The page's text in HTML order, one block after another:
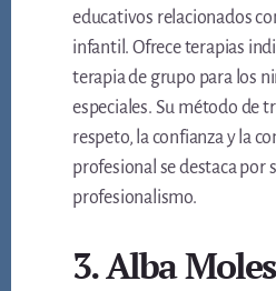
educativos relacionados
infantil. Ofrece terapias
terapia de grupo para los
especiales. Su método de
respeto, la confianza y la
profesional se destaca por
profesionalismo.
3. Alba